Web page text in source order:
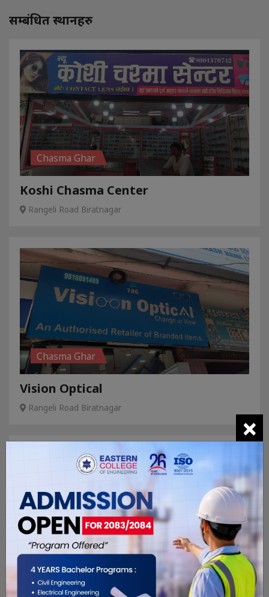
सम्बंधित स्थानहरु
Chasma Ghar
Koshi Chasma Center
Rangeli Road Biratnagar
Chasma Ghar
Vision Optical
Rangeli Road Biratnagar
Chasma Ghar
Royal Chasma Ghar
×